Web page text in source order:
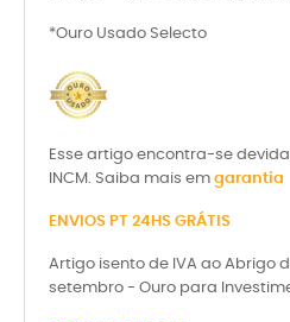
*Ouro Usado Selecto
Esse artigo encontra-se
INCM. Saiba mais em garantia
ENVIOS PT 24HS GRÁTIS
Artigo isento de IVA ao Abrigo
setembro - Ouro para